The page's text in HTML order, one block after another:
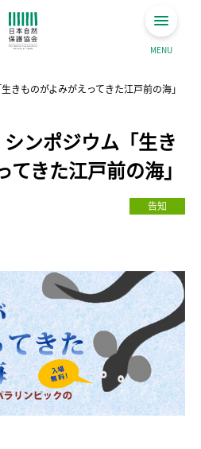
MENU
きものがよみがえってきた江戸前の海」
ンポジウム「生き
きた江戸前の海」
告知